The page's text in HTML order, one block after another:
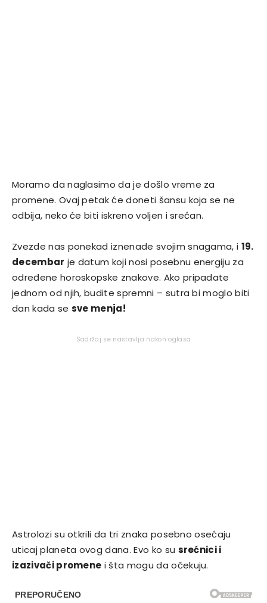
Moramo da naglasimo da je došlo vreme za
promene. Ovaj petak će doneti šansu koja se ne
odbija, neko će biti iskreno voljen i srećan.
Zvezde nas ponekad iznenade svojim snagama, i 19.
decembar je datum koji nosi posebnu energiju za
određene horoskopske znakove. Ako pripadate
jednom od njih, budite spremni – sutra bi moglo biti
dan kada se sve menja!
Sadržaj se nastavlja nakon oglasa
Astrolozi su otkrili da tri znaka posebno osećaju
uticaj planeta ovog dana. Evo ko su srećnici i
izazivači promene i šta mogu da očekuju.